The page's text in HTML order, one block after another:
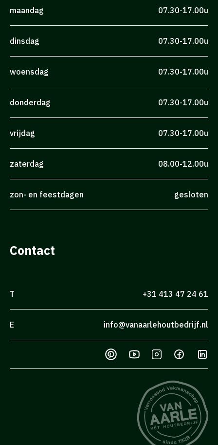
maandag 07.30-17.00u
dinsdag 07.30-17.00u
woensdag 07.30-17.00u
donderdag 07.30-17.00u
vrijdag 07.30-17.00u
zaterdag 08.00-12.00u
zon- en feestdagen gesloten
Contact
T +31 413 47 24 61
E info@vanaarlehoutbedrijf.nl